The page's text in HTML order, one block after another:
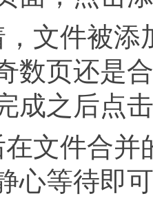
件被添
数页还是
成之后点
件合并
心等待即